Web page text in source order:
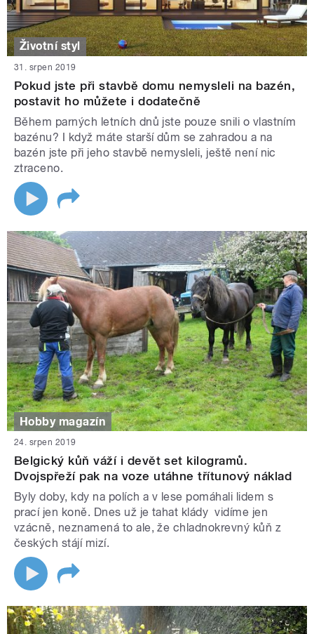
Životní styl
31. srpen 2019
Pokud jste při stavbě domu nemysleli na bazén,
postavit ho můžete i dodatečně
Během parných letních dnů jste pouze snili o vlastním
bazénu? I když máte starší dům se zahradou a na
bazén jste při jeho stavbě nemysleli, ještě není nic
ztraceno.
Hobby magazín
24. srpen 2019
Belgický kůň váží i devět set kilogramů.
Dvojspřeží pak na voze utáhne třítunový náklad
Byly doby, kdy na polích a v lese pomáhali lidem s
prací jen koně. Dnes už je tahat klády vidíme jen
vzácně, neznamená to ale, že chladnokrevný kůň z
českých stájí mizí.